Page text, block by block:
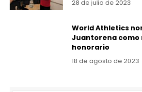
28 de julio de 2023
World Athletics
Juantorena como
honorario
18 de agosto de 2023